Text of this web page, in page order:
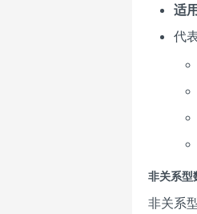
适
代
非关系型
非关系